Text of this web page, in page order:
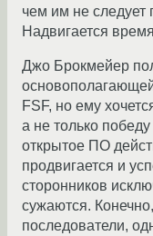
чем им не следует
Надвигается
Джо Брокмейер
FSF, но ему
а не только
открытое ПО
продвигается и
сторонников
сужаются.
последователи,